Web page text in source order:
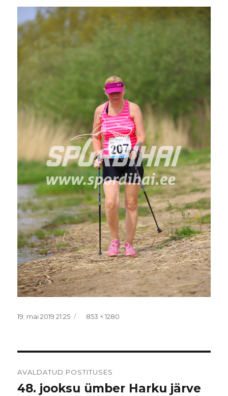
Postitatud
19. mai 2019 21:25 Täissuurus
853 × 1280
AVALDATUD POSTITUSES
48. jooksu ümber Harku järve